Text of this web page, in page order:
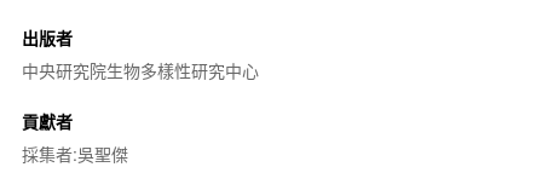
出版者
中央研究院生物多樣性研究中心
貢獻者
採集者:吳聖傑